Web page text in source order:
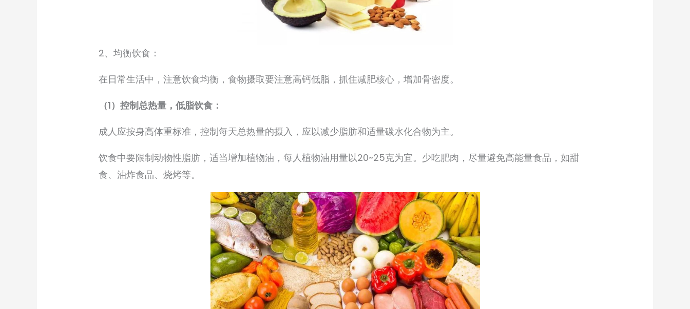
2、均衡饮食：
在日常生活中，注意饮食均衡，食物摄取要注意高钙低脂，抓住减肥核心，增加骨密度。
（1）控制总热量，低脂饮食：
成人应按身高体重标准，控制每天总热量的摄入，应以减少脂肪和适量碳水化合物为主。
饮食中要限制动物性脂肪，适当增加植物油，每人植物油用量以20~25克为宜。少吃肥肉，尽量避免高能量食品，如甜
食、油炸食品、烧烤等。